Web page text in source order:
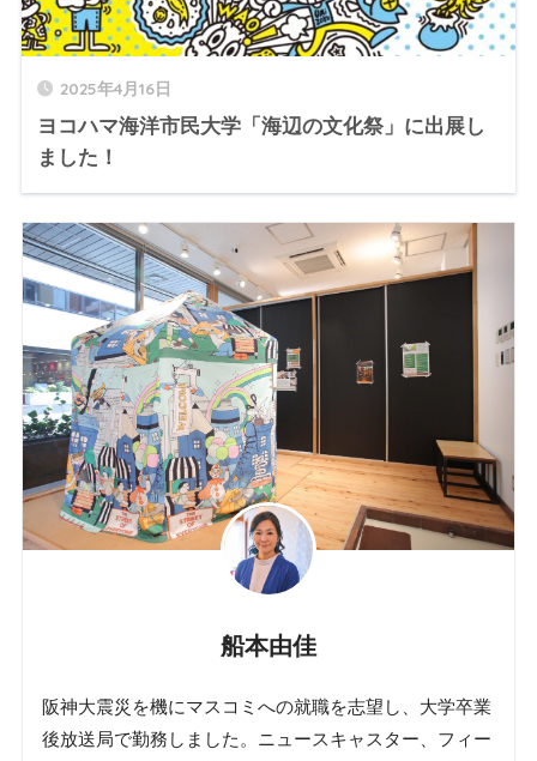
2025年4月16日
ヨコハマ海洋市民大学「海辺の文化祭」に出展し
ました！
船本由佳
阪神大震災を機にマスコミへの就職を志望し、大学卒業
後放送局で勤務しました。ニュースキャスター、フィー